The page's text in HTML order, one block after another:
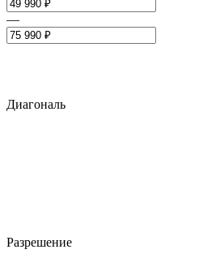
—
Диагональ
Разрешение